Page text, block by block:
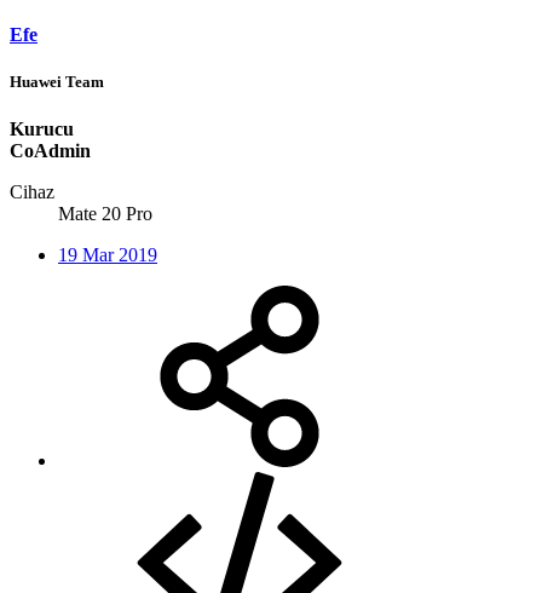
Efe
Huawei Team
Kurucu
CoAdmin
Cihaz
Mate 20 Pro
19 Mar 2019